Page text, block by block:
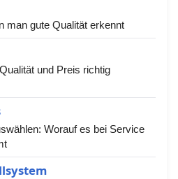
man gute Qualität erkennt
und Preis richtig
Worauf es bei Service